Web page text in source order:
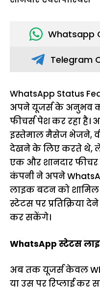
Whatsapp
Telegram
WhatsApp Status
अपने यूजर्स के अनुभव
फीचर्स पेश कर रहा
इस्तेमाल मैसेज भेजने,
देखने के लिए करते थे,
एक और शानदार फीचर
कंपनी ने अपने
लाइक बटन को
स्टेटस पर प्रतिक्रिया
कर सकेंगे।
WhatsApp स्टेटस
अब तक यूजर्स केवल
या उस पर रिप्लाई